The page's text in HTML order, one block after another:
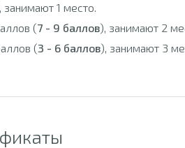
занимают 1 место.
(7 - 9 баллов), занимают 2
(3 - 6 баллов), занимают 3